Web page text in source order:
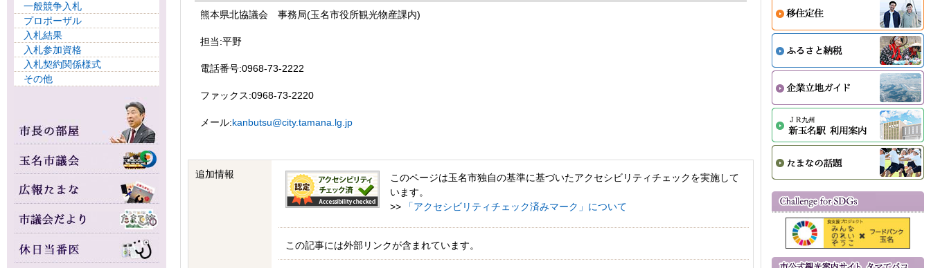
一般競争入札
プロポーザル
入札結果
入札参加資格
入札契約関係様式
その他
熊本県北協議会 事務局(玉名市役所観光物産課内)
担当:平野
電話番号:0968-73-2222
ファックス:0968-73-2220
メール:kanbutsu@city.tamana.lg.jp
追加情報
このページは玉名市独自の基準に基づいたアクセシビリティチェックを実施して
います。
>>
「アクセシビリティチェック済みマーク」について
この記事には外部リンクが含まれています。